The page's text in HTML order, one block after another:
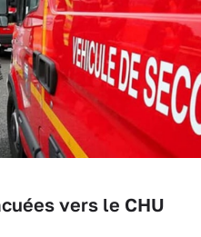
vers le CHU